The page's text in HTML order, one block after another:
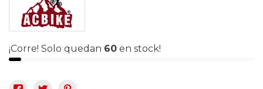
¡Corre! Solo quedan 60 en stock!